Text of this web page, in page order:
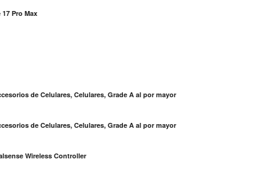
Pro Max
de Celulares, Celulares, Grade A al por mayor
de Celulares, Celulares, Grade A al por mayor
Wireless Controller